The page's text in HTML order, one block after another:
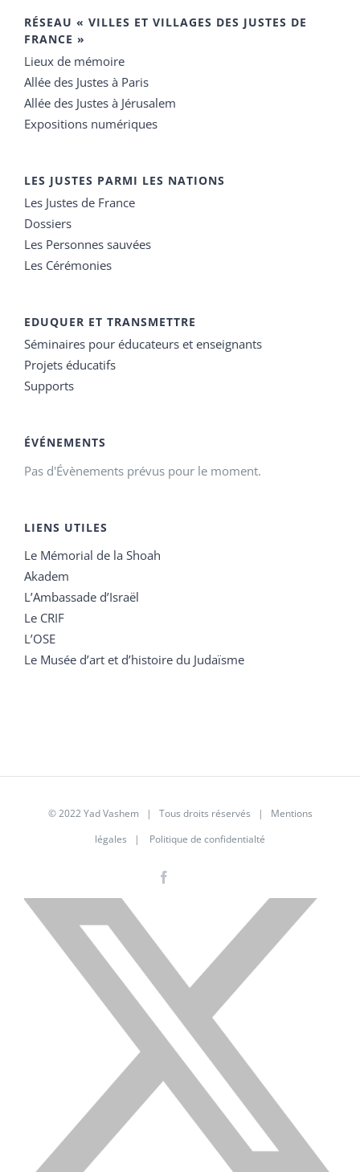
RÉSEAU « VILLES ET VILLAGES DES JUSTES DE
FRANCE »
Lieux de mémoire
Allée des Justes à Paris
Allée des Justes à Jérusalem
Expositions numériques
LES JUSTES PARMI LES NATIONS
Les Justes de France
Dossiers
Les Personnes sauvées
Les Cérémonies
EDUQUER ET TRANSMETTRE
Séminaires pour éducateurs et enseignants
Projets éducatifs
Supports
ÉVÉNEMENTS
Pas d'Évènements prévus pour le moment.
LIENS UTILES
Le Mémorial de la Shoah
Akadem
L’Ambassade d’Israël
Le CRIF
L’OSE
Le Musée d’art et d’histoire du Judaïsme
© 2022 Yad Vashem | Tous droits réservés | Mentions
légales | Politique de confidentialté
X